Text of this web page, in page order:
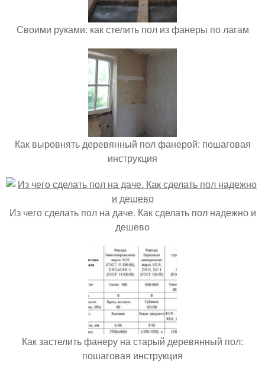
Своими руками: как стелить пол из фанеры по лагам
Как выровнять деревянный пол фанерой: пошаговая
инструкция
Из чего сделать пол на даче. Как сделать пол надежно и
дешево
Как застелить фанеру на старый деревянный пол:
пошаговая инструкция